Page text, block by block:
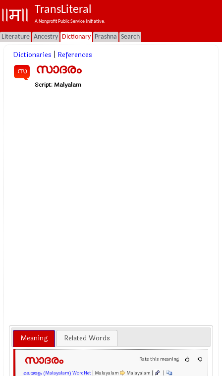
TransLiteral
A Nonprofit Public Service Initiative.
Literature Ancestry Dictionary Prashna Search
Dictionaries References
സ സാദരം
Script:Malyalam
Meaning Related Words
Rate this meaning
സാദരം
മലയാളം (Malayalam) WordNet | Malayalam Malayalam | |